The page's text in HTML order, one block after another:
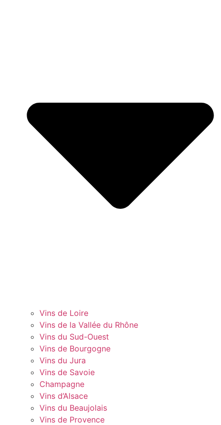
Vins de Loire
Vins de la Vallée du Rhône
Vins du Sud-Ouest
Vins de Bourgogne
Vins du Jura
Vins de Savoie
Champagne
Vins d’Alsace
Vins du Beaujolais
Vins de Provence